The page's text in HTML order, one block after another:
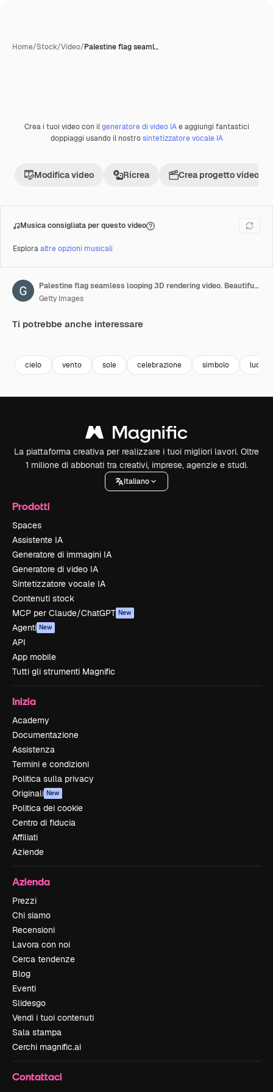
Home/Stock/Video/Palestine flag seaml…
Premium
Crea i tuoi video con ilgeneratore di video IAe aggiungi fantastici
doppiaggi usando il nostrosintetizzatore vocale IA
Modifica video Ricrea Crea progetto video
Musica consigliata per questo video
Esploraaltre opzioni musicali
Palestine flag seamless looping 3D rendering video. Beautiful textile cloth fabric loop waving
Getty Images
Ti potrebbe anche interessare
cielo vento sole celebrazione simbolo luce
La piattaforma creativa per realizzare i tuoi migliori lavori. Oltre
1 milione di abbonati tra creativi, imprese, agenzie e studi.
Italiano
Prodotti
Spaces
Assistente IA
Generatore di immagini IA
Generatore di video IA
Sintetizzatore vocale IA
Contenuti stock
MCP per Claude/ChatGPT New
Agenti New
API
App mobile
Tutti gli strumenti Magnific
Inizia
Academy
Documentazione
Assistenza
Termini e condizioni
Politica sulla privacy
Originali New
Politica dei cookie
Centro di fiducia
Affiliati
Aziende
Azienda
Prezzi
Chi siamo
Recensioni
Lavora con noi
Cerca tendenze
Blog
Eventi
Slidesgo
Vendi i tuoi contenuti
Sala stampa
Cerchi magnific.ai
Contattaci